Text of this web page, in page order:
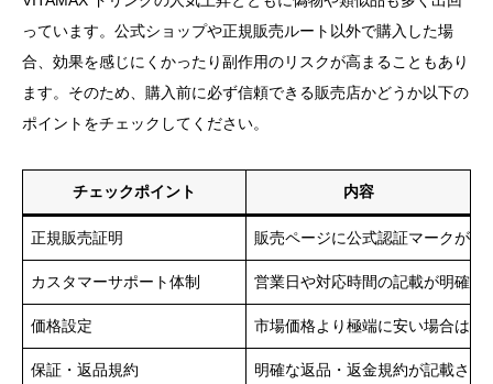
っています。公式ショップや正規販売ルート以外で購入した場
合、効果を感じにくかったり副作用のリスクが高まることもあり
ます。そのため、購入前に必ず信頼できる販売店かどうか以下の
ポイントをチェックしてください。
チェックポイント 内容
正規販売証明 販売ページに公式認証マークがあ
カスタマーサポート体制 営業日や対応時間の記載が明確か
価格設定 市場価格より極端に安い場合は警
保証・返品規約 明確な返品・返金規約が記載され